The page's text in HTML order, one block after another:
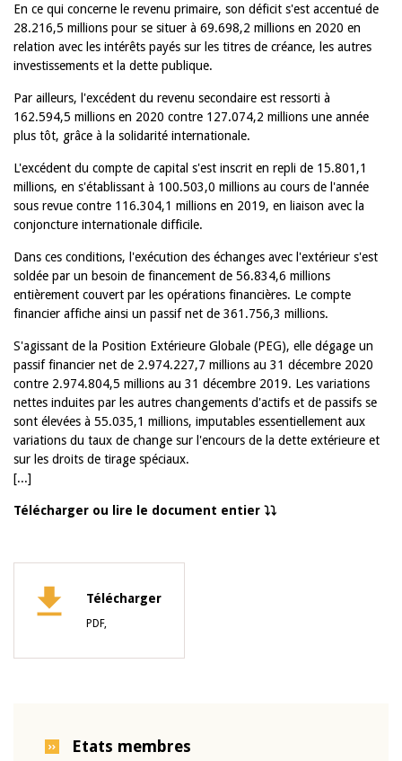
En ce qui concerne le revenu primaire, son déficit s'est accentué de
28.216,5 millions pour se situer à 69.698,2 millions en 2020 en
relation avec les intérêts payés sur les titres de créance, les autres
investissements et la dette publique.
Par ailleurs, l'excédent du revenu secondaire est ressorti à
162.594,5 millions en 2020 contre 127.074,2 millions une année
plus tôt, grâce à la solidarité internationale.
L'excédent du compte de capital s'est inscrit en repli de 15.801,1
millions, en s'établissant à 100.503,0 millions au cours de l'année
sous revue contre 116.304,1 millions en 2019, en liaison avec la
conjoncture internationale difficile.
Dans ces conditions, l'exécution des échanges avec l'extérieur s'est
soldée par un besoin de financement de 56.834,6 millions
entièrement couvert par les opérations financières. Le compte
financier affiche ainsi un passif net de 361.756,3 millions.
S'agissant de la Position Extérieure Globale (PEG), elle dégage un
passif financier net de 2.974.227,7 millions au 31 décembre 2020
contre 2.974.804,5 millions au 31 décembre 2019. Les variations
nettes induites par les autres changements d'actifs et de passifs se
sont élevées à 55.035,1 millions, imputables essentiellement aux
variations du taux de change sur l'encours de la dette extérieure et
sur les droits de tirage spéciaux.
[...]
Télécharger ou lire le document entier ⤵️⤵️
Télécharger
PDF,
Etats membres